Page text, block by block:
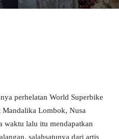
perhelatan World Superbike
Lombok, Nusa
waktu lalu itu mendapatkan
salahsatunya dari artis